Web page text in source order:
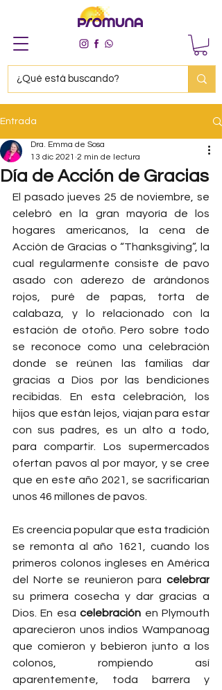
Entrada
Día de Acción de Gracias
Dra. Emma de Sosa
13 dic 2021 2 min de lectura
El pasado jueves 25 de noviembre, se
celebró en la gran mayoría de los
hogares americanos, la cena de
Acción de Gracias o “Thanksgiving”, la
cual regularmente consiste de pavo
asado con aderezo de arándonos
rojos, puré de papas, torta de
calabaza, y lo relacionado con la
estación de otoño. Pero sobre todo
se reconoce como una celebración
donde se reúnen las familias dar
gracias a Dios por las bendiciones
recibidas. En esta celebración, los
hijos que están lejos, viajan para estar
con sus padres, es un alto a todo,
para compartir. Los supermercados
ofertan pavos al por mayor, y se cree
que en este año 2021, se sacrificarían
unos 46 millones de pavos.
Es creencia popular que esta tradición
se remonta al año 1621, cuando los
primeros colonos ingleses en América
del Norte se reunieron para celebrar
su primera cosecha y dar gracias a
Dios. En esa celebración en Plymouth
aparecieron unos indios Wampanoag
que comieron y bebieron junto a los
colonos, rompiendo así
aparentemente, toda barrera y